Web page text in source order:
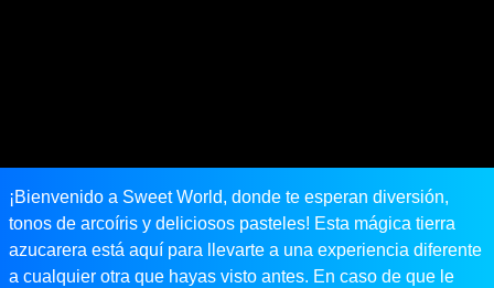
¡Bienvenido a Sweet World, donde te esperan diversión,
tonos de arcoíris y deliciosos pasteles! Esta mágica tierra
azucarera está aquí para llevarte a una experiencia diferente
a cualquier otra que hayas visto antes. En caso de que le